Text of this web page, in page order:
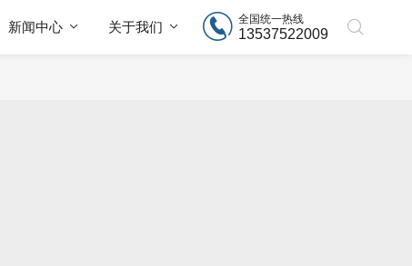
新闻中心 关于我们
全国统一热线
13537522009